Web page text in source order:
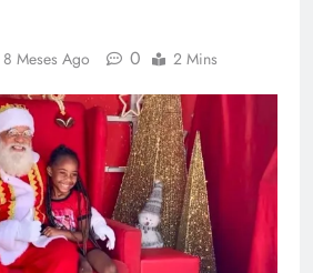
8 Meses Ago 0 2 Mins